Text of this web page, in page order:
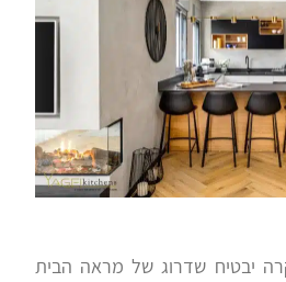
יבטיח שדרוג של מראה הבית